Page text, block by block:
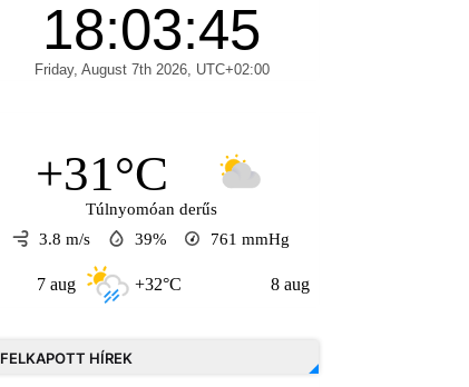
+31°C
Túlnyomóan derűs
3.8 m/s
39% 761 mmHg
+32°C +30°C
FELKAPOTT HÍREK